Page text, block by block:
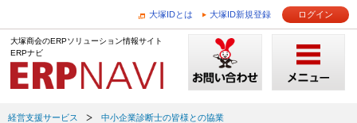
大塚IDとは 大塚ID新規登録 ログイン
大塚商会のERPソリューション情報サイト
ERPナビ
経営支援サービス 中小企業診断士の皆様との協業